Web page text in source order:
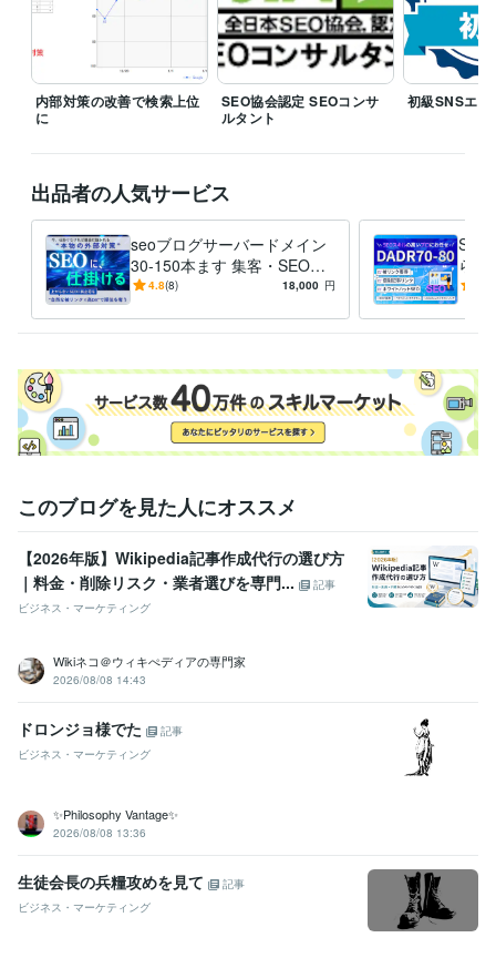
スクマネジメント検定
Googleアナリティクス4講座 WACA
プログラミング言語・フレームワーク
HTML:8年
ビジネス・クリエイティブツール
Google スライド:5年Google ドキュメント:5年Word:15年BASE:4年
EC-CUBE:10年 STORES:5年
Google Analytics:10年
Google Search Console:15年
PageSpeed Insights:4年ChatGPT:1年Midjourney:0年Bard:0年
DALL-E:0年Painter:10年
得意分野
集客・マーケティング相談 seo内部対策の改善　上位表示 集客 外部
対策 　ロングテールキーワード 地域ビジネスをされている方へ集客
集客 地域ビジネス SEO対策 被リンク獲得
ロングテールSEO
スモールキーワード
MEO対策 SEO内部対策
内部対策の改善で検索上位
に
SEO協会認定 SEOコンサ
ルタント
初級SNSエキ
出品者の人気サービス
seoブログサーバードメイン
30-150本ます 集客・SEO対
策｜ホワイトハットSEOで低
4.8(8) 18,000 円
SEO
らリ
イン
このブログを見た人にオススメ
【2026年版】Wikipedia記事作成代行の選び方
｜料金・削除リスク・業者選びを専門...
記事
ビジネス・マーケティング
Wikiネコ＠ウィキぺディアの専門家
2026/08/08 14:43
ドロンジョ様でた
記事
ビジネス・マーケティング
✨Philosophy Vantage✨
2026/08/08 13:36
生徒会長の兵糧攻めを見て
記事
ビジネス・マーケティング